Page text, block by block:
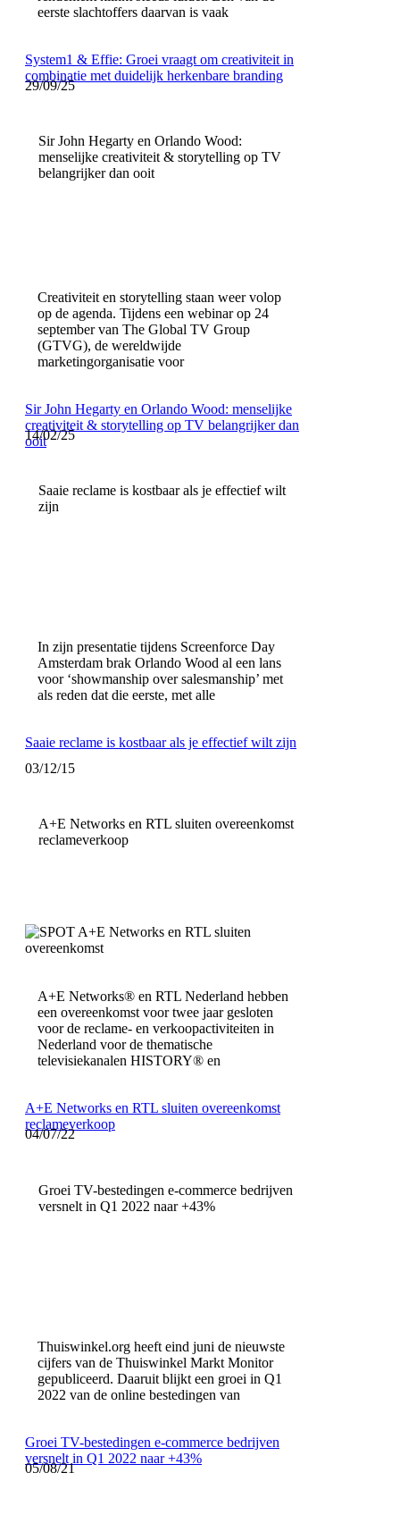
eerste slachtoffers daarvan is vaak
System1 & Effie: Groei vraagt om creativiteit in
combinatie met duidelijk herkenbare branding
29/09/25
Sir John Hegarty en Orlando Wood:
menselijke creativiteit & storytelling op TV
belangrijker dan ooit
Creativiteit en storytelling staan weer volop
op de agenda. Tijdens een webinar op 24
september van The Global TV Group
(GTVG), de wereldwijde
marketingorganisatie voor
Sir John Hegarty en Orlando Wood: menselijke
creativiteit & storytelling op TV belangrijker dan
ooit
14/02/25
Saaie reclame is kostbaar als je effectief wilt
zijn
In zijn presentatie tijdens Screenforce Day
Amsterdam brak Orlando Wood al een lans
voor ‘showmanship over salesmanship’ met
als reden dat die eerste, met alle
Saaie reclame is kostbaar als je effectief wilt zijn
03/12/15
A+E Networks en RTL sluiten overeenkomst
reclameverkoop
A+E Networks® en RTL Nederland hebben
een overeenkomst voor twee jaar gesloten
voor de reclame- en verkoopactiviteiten in
Nederland voor de thematische
televisiekanalen HISTORY® en
A+E Networks en RTL sluiten overeenkomst
reclameverkoop
04/07/22
Groei TV-bestedingen e-commerce bedrijven
versnelt in Q1 2022 naar +43%
Thuiswinkel.org heeft eind juni de nieuwste
cijfers van de Thuiswinkel Markt Monitor
gepubliceerd. Daaruit blijkt een groei in Q1
2022 van de online bestedingen van
Groei TV-bestedingen e-commerce bedrijven
versnelt in Q1 2022 naar +43%
05/08/21